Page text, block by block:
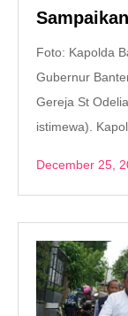
Foto: Kapolda
Gubernur
Gereja St
istimewa).
December 25,